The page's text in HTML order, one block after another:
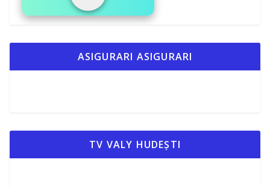
ASIGURARI ASIGURARI
TV VALY HUDEȘTI